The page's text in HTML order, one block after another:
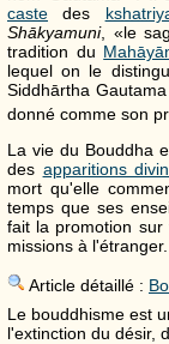
caste des
Shākyamuni, «le
tradition du
lequel on le
Siddhārtha
donné comme son
La vie du Bouddha
des apparitions
mort qu'elle
temps que ses
fait la promotion
missions à l'étranger.
Article détaillé :
Le bouddhisme est
l'extinction du désir,